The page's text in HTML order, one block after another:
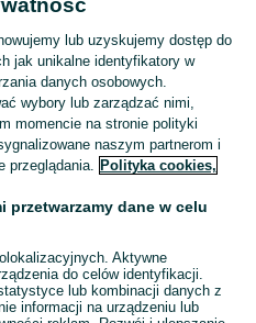
do chrztu dla dziewczynki,ubranko
Zobacz
lub uzyskujemy dostęp do
jak unikalne identyfikatory w
danych osobowych.
wybory lub zarządzać nimi,
momencie na stronie polityki
naszym partnerom i
przeglądania. Polityka cookies,
przetwarzamy dane w celu
Aktywne
do celów identyfikacji.
lub kombinacji danych z
informacji na urządzeniu lub